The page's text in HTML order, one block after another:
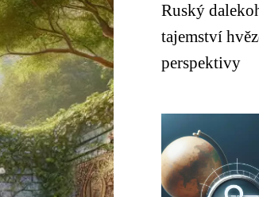
Ruský
tajemství
perspektivy